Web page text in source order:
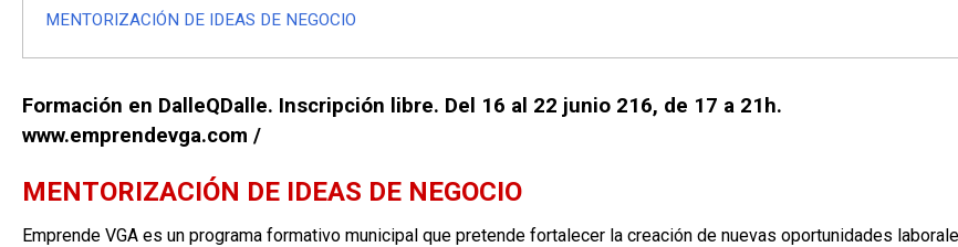
MENTORIZACIÓN DE IDEAS DE NEGOCIO
Formación en DalleQDalle. Inscripción libre. Del 16 al 22 junio 216, de 17 a 21h.
www.emprendevga.com /
MENTORIZACIÓN DE IDEAS DE NEGOCIO
Emprende VGA es un programa formativo municipal que pretende fortalecer la creación de nuevas oportunidades